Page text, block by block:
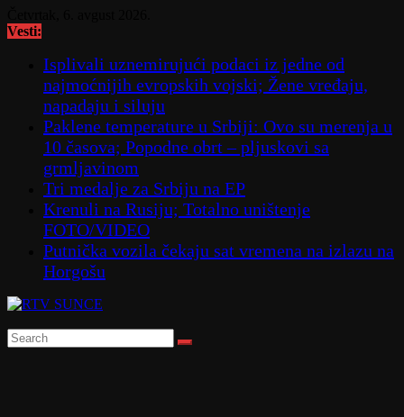
to
Vesti:
Isplivali uznemirujući podaci iz jedne od
najmoćnijih evropskih vojski; Žene vređaju,
napadaju i siluju
Paklene temperature u Srbiji: Ovo su merenja u
10 časova; Popodne obrt – pljuskovi sa
grmljavinom
Tri medalje za Srbiju na EP
Krenuli na Rusiju; Totalno uništenje
FOTO/VIDEO
Putnička vozila čekaju sat vremena na izlazu na
Horgošu